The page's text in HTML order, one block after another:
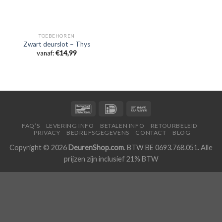
TOEBEHOREN
Zwart deurslot – Thys
vanaf:€14,99
FAQ’S LEVERING INFO BETALEN INFO
RETOURBELEID
PRIVACY
BEDRIJFSGEGEVENS CONTACT BLOG
Copyright © 2026 DeurenShop.com. BTW BE 0693.768.051. Alle
prijzen zijn inclusief 21% BTW